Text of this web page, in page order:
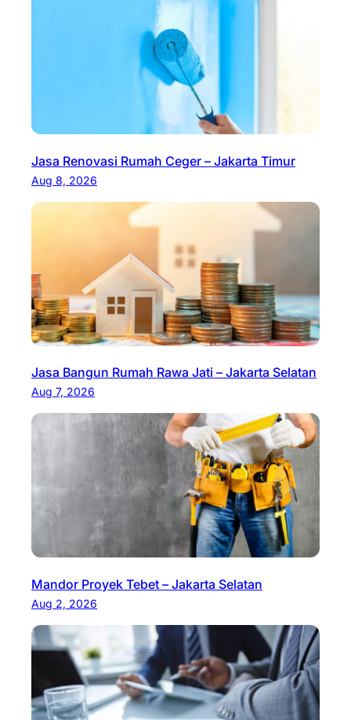
Jasa Renovasi Rumah Ceger – Jakarta Timur
Aug 8, 2026
Jasa Bangun Rumah Rawa Jati – Jakarta Selatan
Aug 7, 2026
Mandor Proyek Tebet – Jakarta Selatan
Aug 2, 2026